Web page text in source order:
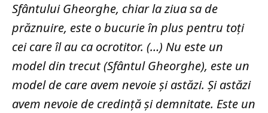
Sfântului Gheorghe, chiar la ziua sa de
prăznuire, este o bucurie în plus pentru toți
cei care îl au ca ocrotitor. (…) Nu este un
model din trecut (Sfântul Gheorghe), este un
model de care avem nevoie și astăzi. Și astăzi
avem nevoie de credință și demnitate. Este un